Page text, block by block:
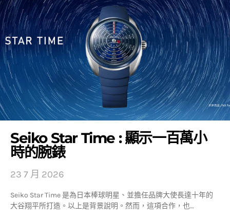
Seiko Star Time : 顯示一百萬小
時的腕錶
23 7 月 2026
Seiko Star Time 是為日本棒球明星、並擔任品牌大使長達十年的
大谷翔平所打造。以上是背景說明。然而，這項合作，也…